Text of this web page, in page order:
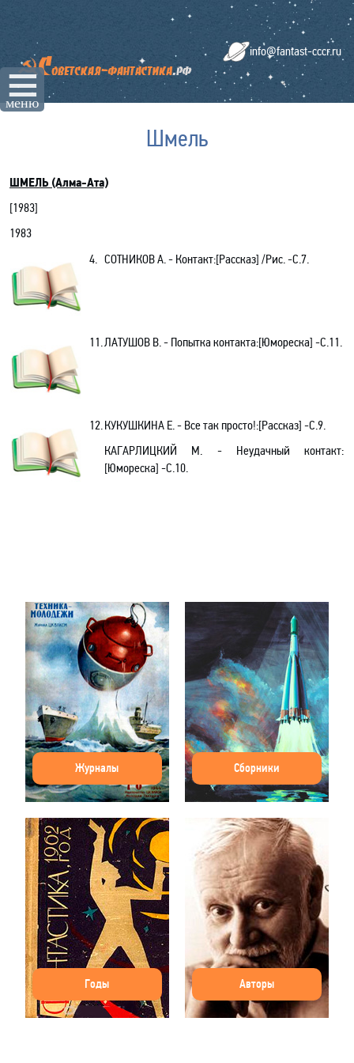
☰
меню
info@fantast-cccr.ru
Шмель
ШМЕЛЬ (Алма-Ата)
[1983]
1983
4. СОТНИКОВ А. - Контакт:[Рассказ] /Рис. -С.7.
11.ЛАТУШОВ В. - Попытка контакта:[Юмореска] -С.11.
12.КУКУШКИНА Е. - Все так просто!:[Рассказ] -С.9.
КАГАРЛИЦКИЙ М. - Неудачный контакт:
[Юмореска] -С.10.
Журналы Сборники
Годы Авторы